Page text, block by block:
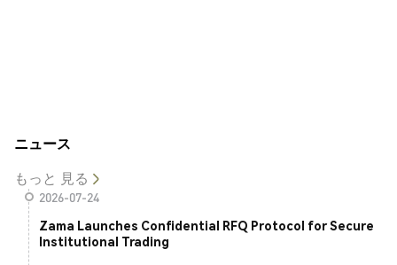
ニュース
もっと 見る
2026-07-24
Zama Launches Confidential RFQ Protocol for Secure
Institutional Trading